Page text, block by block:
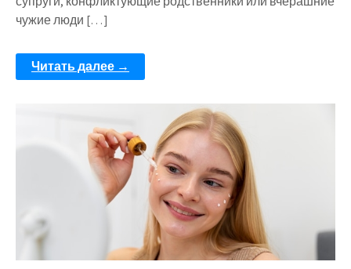
чужие люди […]
Читать далее →